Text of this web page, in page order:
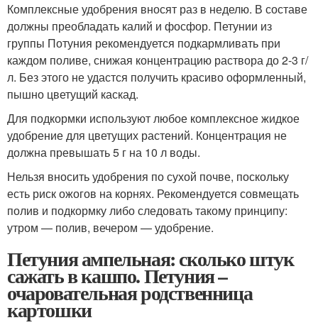
Комплексные удобрения вносят раз в неделю. В составе
должны преобладать калий и фосфор. Петунии из
группы Потуния рекомендуется подкармливать при
каждом поливе, снижая концентрацию раствора до 2-3 г/
л. Без этого не удастся получить красиво оформленный,
пышно цветущий каскад.
Для подкормки используют любое комплексное жидкое
удобрение для цветущих растений. Концентрация не
должна превышать 5 г на 10 л воды.
Нельзя вносить удобрения по сухой почве, поскольку
есть риск ожогов на корнях. Рекомендуется совмещать
полив и подкормку либо следовать такому принципу:
утром — полив, вечером — удобрение.
Петуния ампельная: сколько штук
сажать в кашпо. Петуния –
очаровательная родственница
картошки